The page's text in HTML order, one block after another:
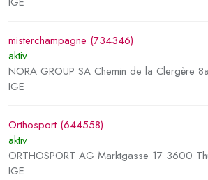
misterchampagne (734346)
aktiv
NORA GROUP SA Chemin de la Clergère
IGE
Orthosport (644558)
aktiv
ORTHOSPORT AG Marktgasse 17 3600
IGE